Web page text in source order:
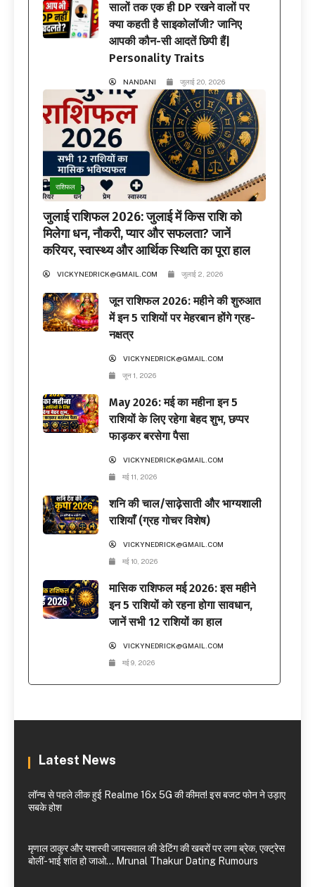
सालों तक एक ही DP रखने वालों पर
क्या कहती है साइकोलॉजी? जानिए
आपकी कौन-सी आदतें छिपी हैं|
Personality Traits
NANDANI जुलाई 20, 2026
राशिफल
जुलाई राशिफल 2026: जुलाई में किस राशि को
मिलेगा धन, नौकरी, प्यार और सफलता? जानें
करियर, स्वास्थ्य और आर्थिक स्थिति का पूरा हाल
VICKYNEDRICK@GMAIL.COM जुलाई 2, 2026
जून राशिफल 2026: महीने की शुरुआत
में इन 5 राशियों पर मेहरबान होंगे ग्रह-
नक्षत्र
VICKYNEDRICK@GMAIL.COM
जून 1, 2026
May 2026: मई का महीना इन 5
राशियों के लिए रहेगा बेहद शुभ, छप्पर
फाड़कर बरसेगा पैसा
VICKYNEDRICK@GMAIL.COM
मई 11, 2026
शनि की चाल/साढ़ेसाती और भाग्यशाली
राशियाँ (ग्रह गोचर विशेष)
VICKYNEDRICK@GMAIL.COM
मई 10, 2026
मासिक राशिफल मई 2026: इस महीने
इन 5 राशियों को रहना होगा सावधान,
जानें सभी 12 राशियों का हाल
VICKYNEDRICK@GMAIL.COM
मई 9, 2026
Latest News
लॉन्च से पहले लीक हुई Realme 16x 5G की कीमत! इस बजट फोन ने उड़ाए
सबके होश
मृणाल ठाकुर और यशस्वी जायसवाल की डेटिंग की खबरों पर लगा ब्रेक, एक्ट्रेस
बोलीं- भाई शांत हो जाओ… Mrunal Thakur Dating Rumours